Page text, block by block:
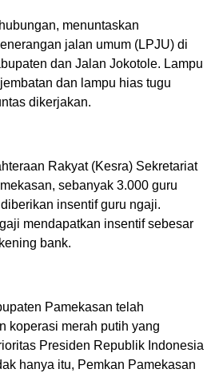
menuntaskan
jalan umum (LPJU) di
dan Jalan Jokotole. Lampu
dan lampu hias tugu
dikerjakan.
Rakyat (Kesra) Sekretariat
sebanyak 3.000 guru
insentif guru ngaji.
mendapatkan insentif sebesar
bank.
Pamekasan telah
koperasi merah putih yang
Presiden Republik Indonesia
hanya itu, Pemkan Pamekasan